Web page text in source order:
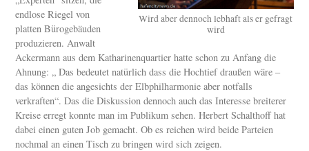
Wird aber dennoch lebhaft als er gefragt
wird
endlose Riegel von
platten Bürogebäuden
produzieren. Anwalt
Ackermann aus dem Katharinenquartier hatte schon zu Anfang die
Ahnung: „ Das bedeutet natürlich dass die Hochtief draußen wäre –
das können die angesichts der Elbphilharmonie aber notfalls
verkraften“. Das die Diskussion dennoch auch das Interesse breiterer
Kreise erregt konnte man im Publikum sehen. Herbert Schalthoff hat
dabei einen guten Job gemacht. Ob es reichen wird beide Parteien
nochmal an einen Tisch zu bringen wird sich zeigen.